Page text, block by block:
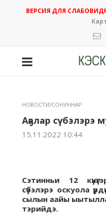
ВЕРСИЯ ДЛЯ
НОВОСТИ/СОНУННАР
Аҕалар сүбэлэрэ
15.11.2022 10:44
Сэтинньи 12
сүбэлэрэ оскуола
сылын аайы
тэрийдэ.